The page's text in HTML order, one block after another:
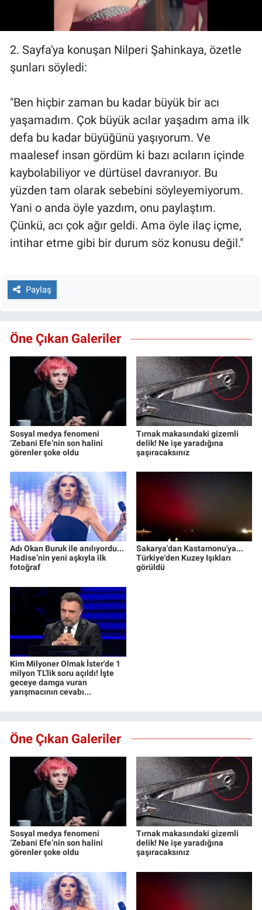
2. Sayfa'ya konuşan Nilperi Şahinkaya, özetle
şunları söyledi:
"Ben hiçbir zaman bu kadar büyük bir acı
yaşamadım. Çok büyük acılar yaşadım ama ilk
defa bu kadar büyüğünü yaşıyorum. Ve
maalesef insan gördüm ki bazı acıların içinde
kaybolabiliyor ve dürtüsel davranıyor. Bu
yüzden tam olarak sebebini söyleyemiyorum.
Yani o anda öyle yazdım, onu paylaştım.
Çünkü, acı çok ağır geldi. Ama öyle ilaç içme,
intihar etme gibi bir durum söz konusu değil."
Paylaş
Öne Çıkan Galeriler
Sosyal medya fenomeni
‘Zebani Efe’nin son halini
görenler şoke oldu
Tırnak makasındaki gizemli
delik! Ne işe yaradığına
şaşıracaksınız
Adı Okan Buruk ile anılıyordu...
Hadise’nin yeni aşkıyla ilk
fotoğraf
Sakarya'dan Kastamonu'ya...
Türkiye'den Kuzey Işıkları
görüldü
Kim Milyoner Olmak İster'de 1
milyon TL'lik soru açıldı! İşte
geceye damga vuran
yarışmacının cevabı...
Öne Çıkan Galeriler
Sosyal medya fenomeni
‘Zebani Efe’nin son halini
görenler şoke oldu
Tırnak makasındaki gizemli
delik! Ne işe yaradığına
şaşıracaksınız